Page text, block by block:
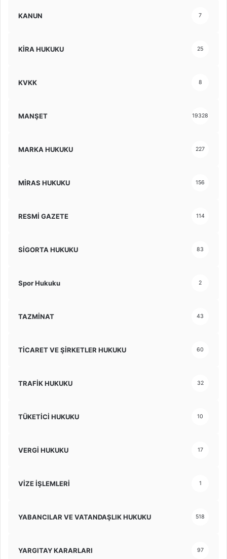
KANUN 7
KİRA HUKUKU 25
KVKK 8
MANŞET 19328
MARKA HUKUKU 227
MİRAS HUKUKU 156
RESMİ GAZETE 114
SİGORTA HUKUKU 83
Spor Hukuku 2
TAZMİNAT 43
TİCARET VE ŞİRKETLER HUKUKU 60
TRAFİK HUKUKU 32
TÜKETİCİ HUKUKU 10
VERGİ HUKUKU 17
VİZE İŞLEMLERİ 1
YABANCILAR VE VATANDAŞLIK HUKUKU 518
YARGITAY KARARLARI 97